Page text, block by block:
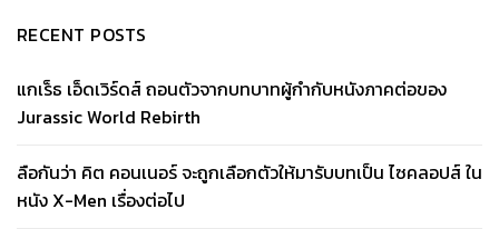
RECENT POSTS
แกเร็ธ เอ็ดเวิร์ดส์ ถอนตัวจากบทบาทผู้กำกับหนังภาคต่อของ
Jurassic World Rebirth
ลือกันว่า คิต คอนเนอร์ จะถูกเลือกตัวให้มารับบทเป็น ไซคลอปส์ ใน
หนัง X-Men เรื่องต่อไป